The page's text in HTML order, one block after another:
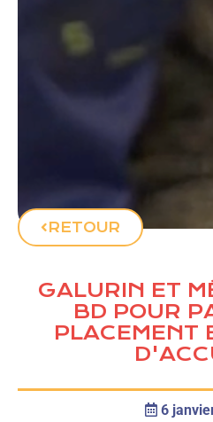
RETOUR
GALURIN ET
BD POUR
PLACEMENT
6